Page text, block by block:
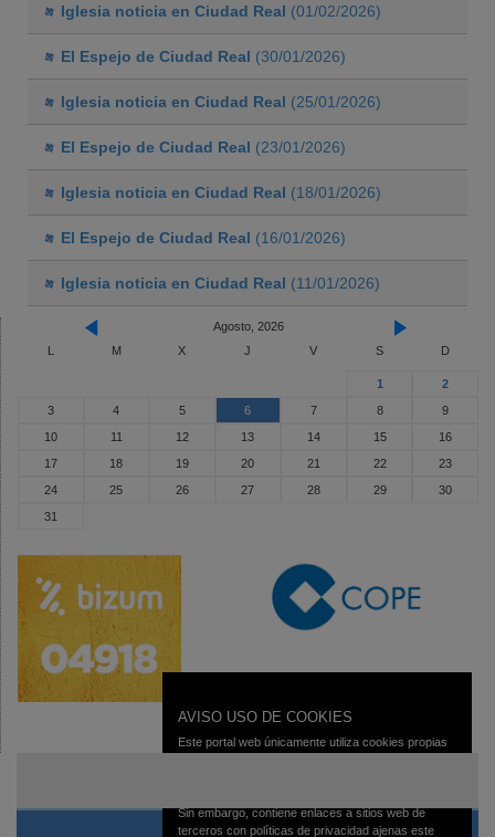
Iglesia noticia en Ciudad Real (01/02/2026)
El Espejo de Ciudad Real (30/01/2026)
Iglesia noticia en Ciudad Real (25/01/2026)
El Espejo de Ciudad Real (23/01/2026)
Iglesia noticia en Ciudad Real (18/01/2026)
El Espejo de Ciudad Real (16/01/2026)
Iglesia noticia en Ciudad Real (11/01/2026)
Agosto, 2026
L
M X J V S D
1
2
3
4 5 6 7 8
9
10
11 12 13 14 15
16
17
18 19 20 21 22
23
24
25 26 27 28 29
30
31
AVISO USO DE COOKIES
Este portal web únicamente utiliza cookies propias
Sin embargo, contiene enlaces a sitios web de
terceros con políticas de privacidad ajenas este